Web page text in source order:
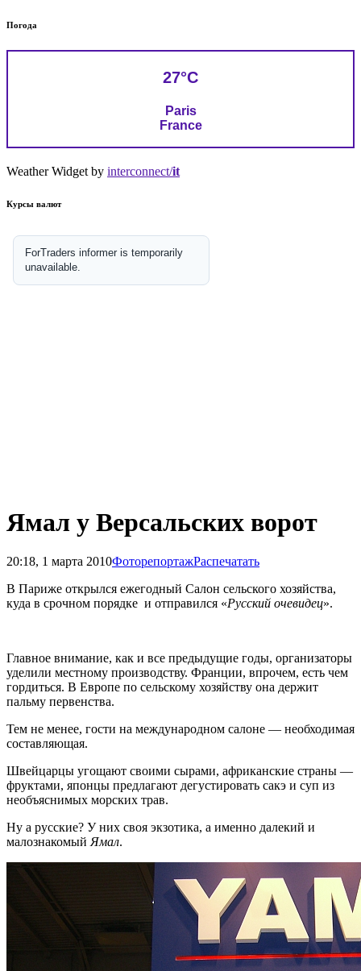
Погода
27°C
Paris
France
Weather Widget by interconnect/it
Курсы валют
Ямал у Версальских ворот
20:18, 1 марта 2010ФоторепортажРаспечатать
В Париже открылся ежегодный Салон сельского хозяйства,
куда в срочном порядке и отправился «Русский очевидец».
Главное внимание, как и все предыдущие годы, организаторы
уделили местному производству. Франции, впрочем, есть чем
гордиться. В Европе по сельскому хозяйству она держит
пальму первенства.
Тем не менее, гости на международном салоне — необходимая
составляющая.
Швейцарцы угощают своими сырами, африканские страны —
фруктами, японцы предлагают дегустировать сакэ и суп из
необъяснимых морских трав.
Ну а русские? У них своя экзотика, а именно далекий и
малознакомый Ямал.